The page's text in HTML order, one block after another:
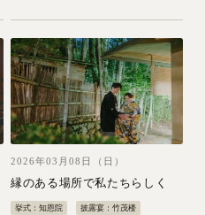
2026年03月08日（日）
縁のある場所で私たちらしく
挙式：知恩院 披露宴：竹茂楼